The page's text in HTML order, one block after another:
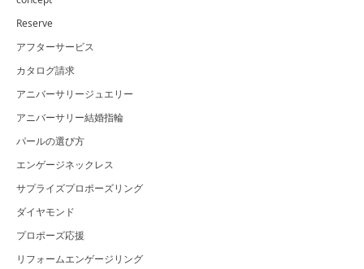
Reserve
アフターサービス
カタログ請求
アニバーサリージュエリー
アニバーサリー結婚指輪
パールの選び方
エンゲージネックレス
サプライズプロポーズリング
ダイヤモンド
プロポーズ応援
リフォームエンゲージリング